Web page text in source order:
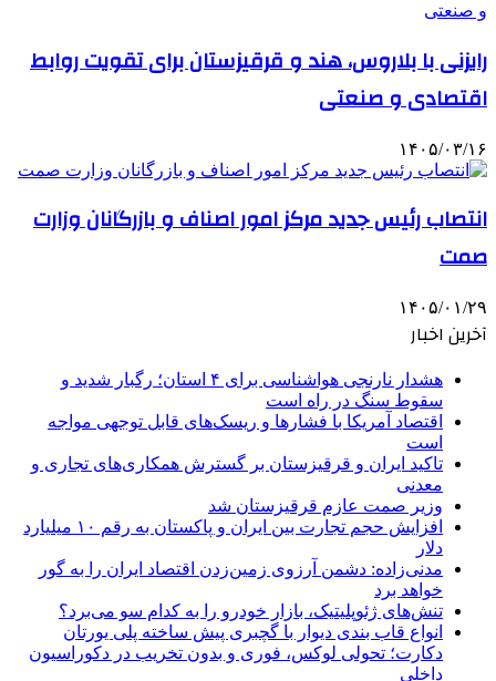
رایزنی با بلاروس، هند و قرقیزستان برای تقویت روابط
اقتصادی و صنعتی
۱۴۰۵/۰۳/۱۶
انتصاب رئیس جدید مرکز امور اصناف و بازرگانان وزارت
صمت
۱۴۰۵/۰۱/۲۹
آخرین اخبار
هشدار نارنجی هواشناسی برای ۴ استان؛ رگبار شدید و
سقوط سنگ در راه است
اقتصاد آمریکا با فشارها و ریسک‌های قابل توجهی مواجه
است
تاکید ایران و قرقیزستان بر گسترش همکاری‌های تجاری و
معدنی
وزیر صمت عازم قرقیزستان شد
افزایش حجم تجارت بین ایران و پاکستان به رقم ۱۰ میلیارد
دلار
مدنی‌زاده: دشمن آرزوی زمین‌زدن اقتصاد ایران را به گور
خواهد برد
تنش‌های ژئوپلیتیک، بازار خودرو را به کدام سو می‌برد؟
انواع قاب بندی دیوار با گچبری پیش ساخته پلی یورتان
دکارت؛ تحولی لوکس، فوری و بدون تخریب در دکوراسیون
داخلی